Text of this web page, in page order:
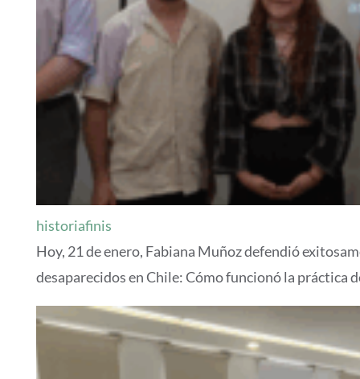
historiafinis
Hoy, 21 de enero, Fabiana Muñoz defendió
desaparecidos en Chile: Cómo funcionó la práctica